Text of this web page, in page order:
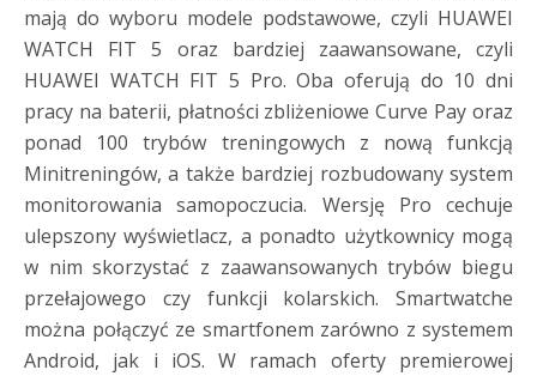
mają do wyboru modele podstawowe, czyli HUAWEI
WATCH FIT 5 oraz bardziej zaawansowane, czyli
HUAWEI WATCH FIT 5 Pro. Oba oferują do 10 dni
pracy na baterii, płatności zbliżeniowe Curve Pay oraz
ponad 100 trybów treningowych z nową funkcją
Minitreningów, a także bardziej rozbudowany system
monitorowania samopoczucia. Wersję Pro cechuje
ulepszony wyświetlacz, a ponadto użytkownicy mogą
w nim skorzystać z zaawansowanych trybów biegu
przełajowego czy funkcji kolarskich. Smartwatche
można połączyć ze smartfonem zarówno z systemem
Android, jak i iOS. W ramach oferty premierowej